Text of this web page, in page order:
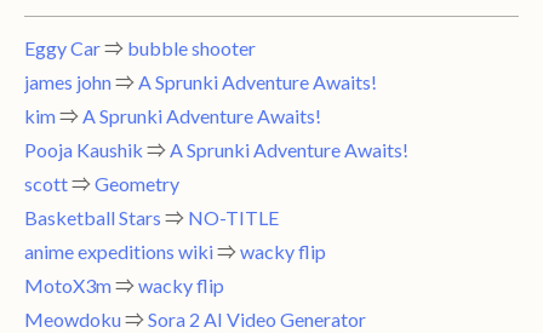
Eggy Car⇒ bubble shooter
james john⇒ A Sprunki Adventure Awaits!
kim⇒ A Sprunki Adventure Awaits!
Pooja Kaushik ⇒ A Sprunki Adventure Awaits!
scott⇒ Geometry
Basketball Stars ⇒ NO-TITLE
anime expeditions wiki⇒ wacky flip
MotoX3m⇒ wacky flip
Meowdoku⇒ Sora 2 AI Video Generator